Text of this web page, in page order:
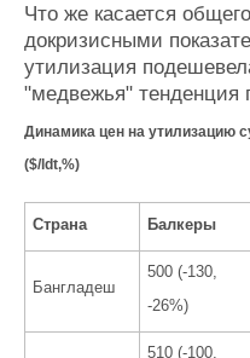
Что же касается
докризисными
утилизация
"медвежья" тенденция
Динамика цен на утилизацию
($/ldt,%)
Страна Балкеры
Бангладеш
500 (-130,
-26%)
510 (-100,